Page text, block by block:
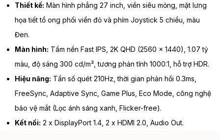
Thiết kế: Màn hình phẳng 27 inch, viền siêu mỏng, mặt lưng
họa tiết tổ ong phối viền đỏ và phím Joystick 5 chiều, màu
Đen.
Màn hình: Tấm nền Fast IPS, 2K QHD (2560 x 1440), 1.07 tỷ
màu, độ sáng 300 cd/m², tương phản tĩnh 1000:1, hỗ trợ HDR.
Hiệu năng: Tần số quét 210Hz, thời gian phản hồi 0.3ms,
FreeSync, Adaptive Sync, Game Plus, Eco Mode, công nghệ
bảo vệ mắt (Lọc ánh sáng xanh, Flicker-free).
Kết nối: 2 x DisplayPort 1.4, 2 x HDMI 2.0, Audio Out.